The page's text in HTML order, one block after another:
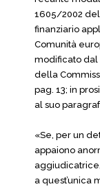
1605/2002
finanziario
Comunità
modificato dal
della
pag. 13; in
al suo
«Se, per un
appaiono
a quest’unica